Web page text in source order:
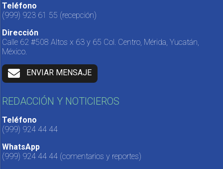
Teléfono
(999) 923 61 55 (recepción)
Dirección
Calle 62 #508 Altos x 63 y 65 Col. Centro, Mérida, Yucatán,
México.
ENVIAR MENSAJE
REDACCIÓN Y NOTICIEROS
Teléfono
(999) 924 44 44
WhatsApp
(999) 924 44 44 (comentarios y reportes)